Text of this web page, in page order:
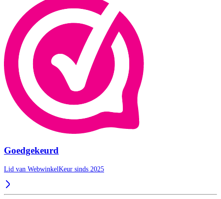
Goedgekeurd
Lid van WebwinkelKeur sinds 2025